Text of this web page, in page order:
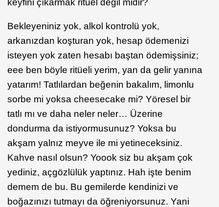
keyfini çıkarmak ritüel değil midir?
Bekleyeniniz yok, alkol kontrolü yok,
arkanızdan koşturan yok, hesap ödemenizi
isteyen yok zaten hesabı baştan ödemişsiniz;
eee ben böyle ritüeli yerim, yan da gelir yanına
yatarım! Tatlılardan beğenin bakalım, limonlu
sorbe mi yoksa cheesecake mi? Yöresel bir
tatlı mı ve daha neler neler… Üzerine
dondurma da istiyormusunuz? Yoksa bu
akşam yalnız meyve ile mi yetineceksiniz.
Kahve nasıl olsun? Yoook siz bu akşam çok
yediniz, açgözlülük yaptınız. Hah işte benim
demem de bu. Bu gemilerde kendinizi ve
boğazınızı tutmayı da öğreniyorsunuz. Yani